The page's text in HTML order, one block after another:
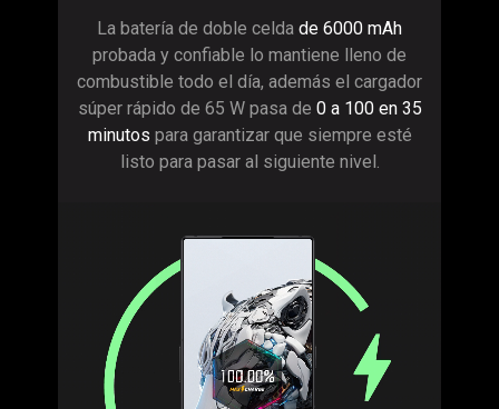
La batería de doble celda de 6000 mAh
probada y confiable lo mantiene lleno de
combustible todo el día, además el cargador
súper rápido de 65 W pasa de 0 a 100 en 35
minutos para garantizar que siempre esté
listo para pasar al siguiente nivel.